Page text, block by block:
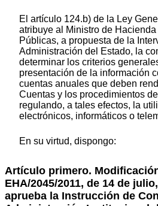
El artículo 124.b) de la Ley
atribuye al Ministro de
Públicas, a propuesta de la
Administración del Estado, la
determinar los criterios
presentación de la información
cuentas anuales que deben
Cuentas y los procedimientos
regulando, a tales efectos, la
electrónicos, informáticos o
En su virtud, dispongo:
Artículo primero.
EHA/2045/2011, de 14 de
aprueba la Instrucción de